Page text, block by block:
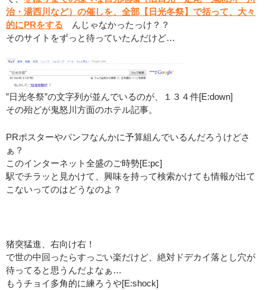
治・湯西川など）の催しを、全部【日光冬祭】で括って、大々
的にPRをする んじゃなかったっけ？？
そのサイトをずっと待っていたんだけど…
”日光冬祭”の文字列が並んでいるのが、１３４件[E:down]
その殆どが鬼怒川方面のホテル記事。
PRポスターやパンフなんかに予算組んでいるんだろうけどさ
ぁ？
このインターネット全盛のご時勢[E:pc]
駅でチラッと見かけて、興味を持って検索かけても情報が出て
こないってのはどうなのよ？
猪突猛進、右向け右！
で世の中回ったらすっごい楽だけど、絶対ドデカイ落とし穴が
待ってると思うんだよなぁ…
もうチョイ多角的に練ろうや[E:shock]